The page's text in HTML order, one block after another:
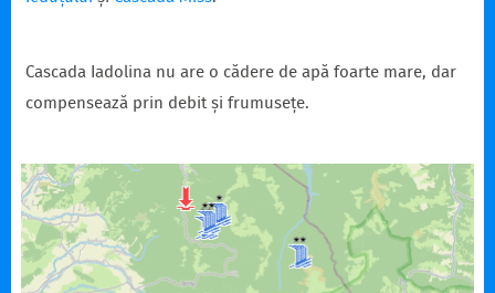
Cascada Iadolina nu are o cădere de apă foarte mare, dar
compensează prin debit și frumusețe.